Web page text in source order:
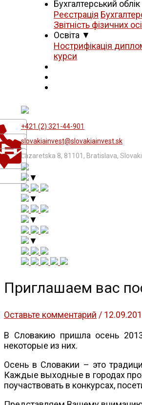
Бухгалтерський облік
Реєстрація
Звітність фізичних
Освіта ▼
Нострифікація
курси
+421 (2) 321-44-901
slovakiainvest@slovakiainvest.sk
Lazaretska 8, 81101, Bratislava,
▼
▼
▼
▼
Приглашаем вас
Оставьте комментарий /
В Словакию пришла осень
некоторые из них.
Осень в Словакии – это
Каждые выходные в городах
поучаствовать в конкурсах,